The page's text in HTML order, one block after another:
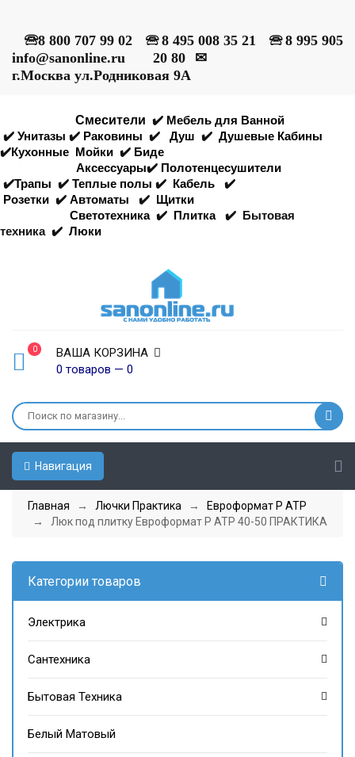
🕾8 800 707 99 02 🕾 8 495 008 35 21 🕾 8 995 905
20 80
✉
info@sanonline.ru
г.Москва ул.Родниковая 9А
Смесители ✔️ Мебель для Ванной
✔️ Унитазы ✔️ Раковины ✔️ Душ ✔️ Душевые Кабины
✔️Кухонные Мойки ✔️ Биде
Аксессуары✔️ Полотенцесушители
✔️Трапы ✔️ Теплые полы ✔️ Кабель
✔️
Розетки ✔️ Автоматы ✔️ Щитки
Светотехника ✔️ Плитка ✔️ Бытовая
техника ✔️ Люки
0
ВАША КОРЗИНА
0 товаров — 0
Навигация
Главная → Лючки Практика →
Евроформат Р АТР
→ Люк под плитку Евроформат Р АТР 40-50 ПРАКТИКА
Категории товаров
Электрика
Сантехника
Бытовая Техника
Белый Матовый